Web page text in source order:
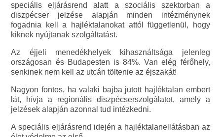
speciális eljárásrend alatt a szociális szektorban a
diszpécser jelzése alapján minden intézménynek
fogadnia kell a hajléktalanokat attól függetlenül, hogy
kiknek nyújtanak szolgáltatást.
Az éjjeli menedékhelyek kihasználtsága jelenleg
országosan és Budapesten is 84%. Van elég férőhely,
senkinek nem kell az utcán töltenie az éjszakát!
Nagyon fontos, ha valaki bajba jutott hajléktalan embert
lát, hívja a regionális diszpécserszolgálatot, amely a
jelzések alapján azonnal tud intézkedni.
A speciális eljárásrend idején a hajléktalanellátásban az